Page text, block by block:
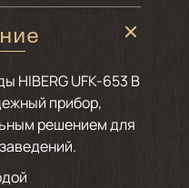
HIBERG UFK-653 B
прибор,
решением для